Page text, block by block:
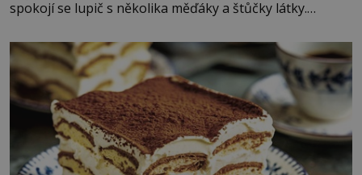
spokojí se lupič s několika měďáky a štůčky látky.
krutý. Jeho činy budí hrůzu ještě dlouho po jeho smrti